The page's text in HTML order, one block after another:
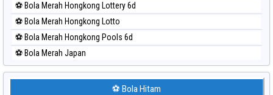
⚽ Bola Merah Hongkong Lottery 6d
⚽ Bola Merah Hongkong Lotto
⚽ Bola Merah Hongkong Pools 6d
⚽ Bola Merah Japan
⚽ Bola Merah Japan 6d
⚽ Bola Hitam